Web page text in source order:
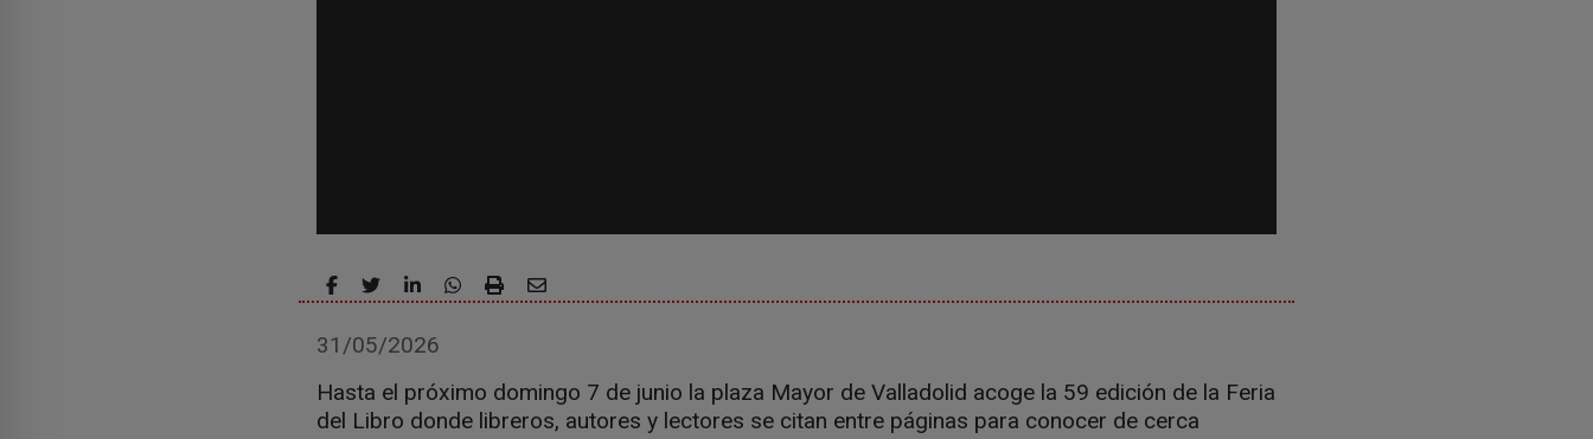
31/05/2026
Hasta el próximo domingo 7 de junio la plaza Mayor de Valladolid acoge la 59 edición de la Feria
del Libro donde libreros, autores y lectores se citan entre páginas para conocer de cerca